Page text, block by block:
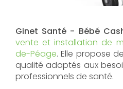
Ginet Santé - Bébé
vente et installation de
de-Péage. Elle propose
qualité adaptés aux
professionnels de santé.